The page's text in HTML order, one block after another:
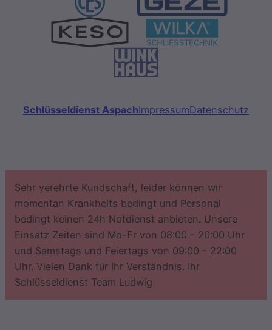
Schlüsseldienst AspachImpressumDatenschutz
Sehr verehrte Kundschaft, leider können wir
momentan Krankheits bedingt und Personal
bedingt keinen 24h Notdienst anbieten. Unsere
Einsatz Zeiten sind Mo-Fr von 08:00 - 20:00 Uhr
und Samstags und Feiertags von 09:00 - 22:00
Uhr. Vielen Dank für Ihr Verständnis. Ihr
Schlüsseldienst Team Ludwig